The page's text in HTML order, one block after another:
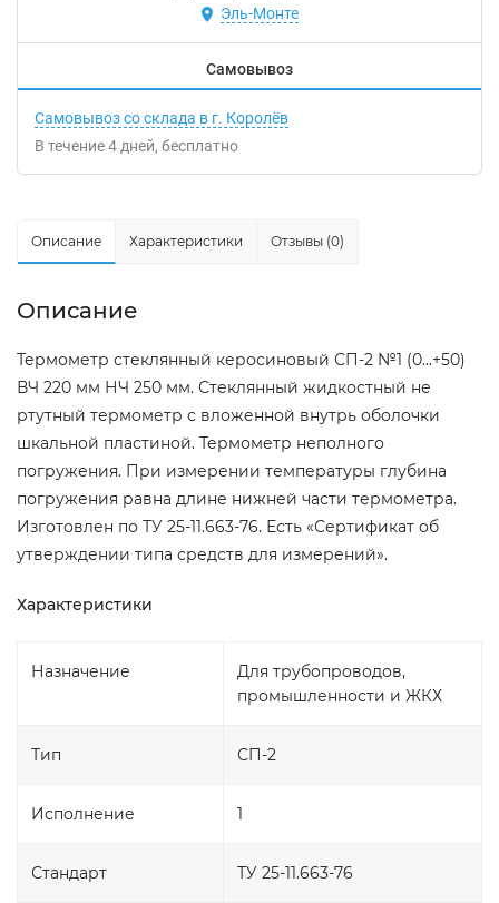
Эль-Монте
Самовывоз
Самовывоз со склада в г. Королёв
В течение4 дней Бесплатно
Описание Характеристики Отзывы (0)
Описание
Термометр стеклянный керосиновый СП-2 №1 (0...+50)
ВЧ 220 мм НЧ 250 мм. Стеклянный жидкостный не
ртутный термометр с вложенной внутрь оболочки
шкальной пластиной. Термометр неполного
погружения. При измерении температуры глубина
погружения равна длине нижней части термометра.
Изготовлен по ТУ 25-11.663-76. Есть «Сертификат об
утверждении типа средств для измерений».
Характеристики
Назначение
Для трубопроводов,
промышленности и ЖКХ
Тип СП-2
Исполнение 1
Стандарт ТУ 25-11.663-76